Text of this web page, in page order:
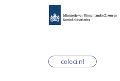
coloci.nl